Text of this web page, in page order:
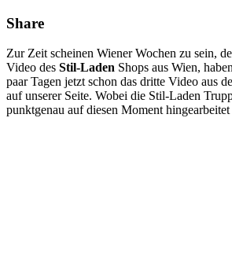
Share
Zur Zeit scheinen Wiener Wochen zu sein,
Video des Stil-Laden Shops aus Wien,
paar Tagen jetzt schon das dritte Video aus
auf unserer Seite. Wobei die Stil-Laden
punktgenau auf diesen Moment